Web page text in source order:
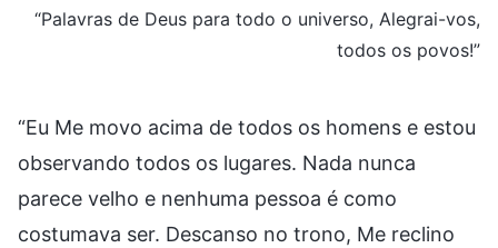
“Palavras de Deus para todo o universo, Alegrai-vos,
todos os povos!”
“Eu Me movo acima de todos os homens e estou
observando todos os lugares. Nada nunca
parece velho e nenhuma pessoa é como
costumava ser. Descanso no trono, Me reclino